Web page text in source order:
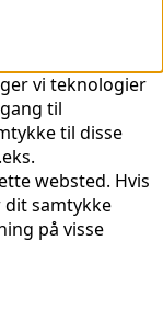
vi teknologier
til
til disse
websted. Hvis
samtykke
på visse